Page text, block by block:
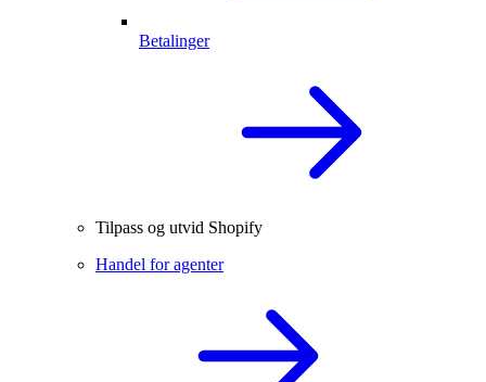
Betalinger
Tilpass og utvid Shopify
Handel for agenter